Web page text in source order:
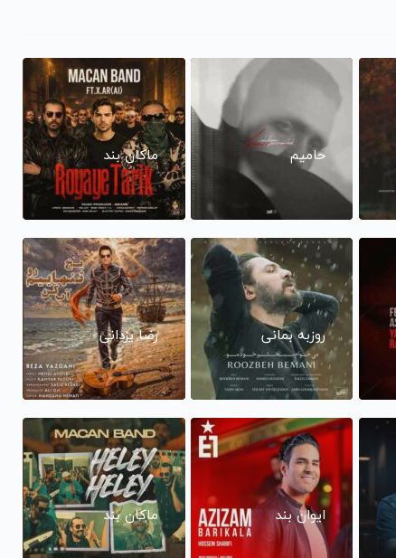
حامیم ماکان بند
روزبه بمانی رضا یزدانی
ایوان بند ماکان بند